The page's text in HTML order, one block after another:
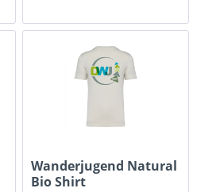
Wanderjugend Natural
Bio Shirt